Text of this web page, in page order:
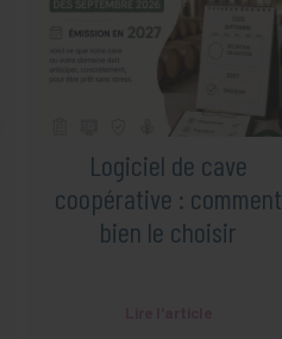
Logiciel de cave
coopérative : comment
bien le choisir